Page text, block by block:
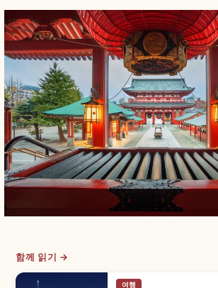
함께 읽기 →
여행